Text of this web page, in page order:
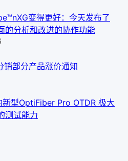
变得更好：今天发布了
的分析和改进的协作功能
部分产品涨价通知
型OptiFiber Pro OTDR 极大
测试能力